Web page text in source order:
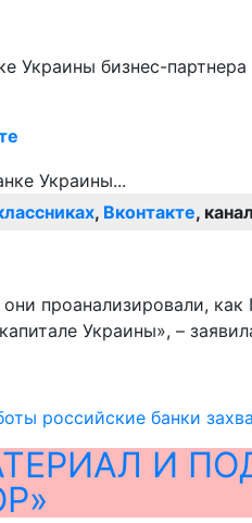
Украины бизнес-
, Вконтакте,
проанализировали, как
Украины», –
российские банки
И